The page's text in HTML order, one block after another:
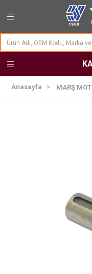
Anasayfa MARŞ